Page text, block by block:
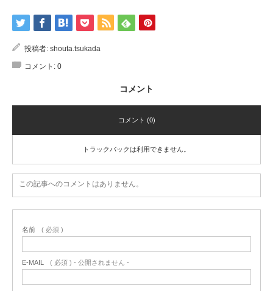
投稿者: shouta.tsukada
コメント: 0
コメント
コメント (0)
トラックバックは利用できません。
この記事へのコメントはありません。
名前 ( 必須 )
E-MAIL ( 必須 ) - 公開されません -